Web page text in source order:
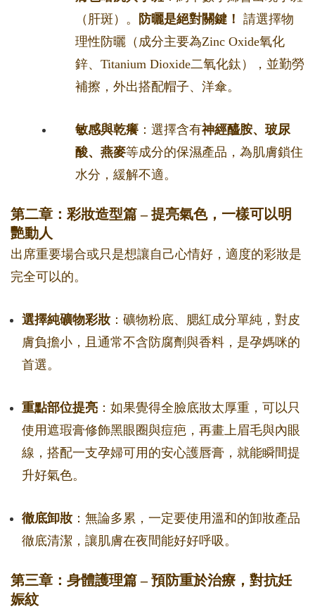
（肝斑）。
防曬是絕對關鍵！ 請選擇物
理性防曬（成分主要為Zinc Oxide氧化
鋅、Titanium Dioxide二氧化鈦），並勤勞
補擦，外出搭配帽子、洋傘。
敏感與乾癢 ：選擇含有神經醯胺、玻尿
酸、燕麥等成分的保濕產品，為肌膚鎖住
水分，緩解不適。
第二章：彩妝造型篇 – 提亮氣色，一樣可以明
艷動人
出席重要場合或只是想讓自己心情好，適度的彩妝是
完全可以的。
選擇純礦物彩妝 ：礦物粉底、腮紅成分單純，對皮
膚負擔小，且通常不含防腐劑與香料，是孕媽咪的
首選。
重點部位提亮 ：如果覺得全臉底妝太厚重，可以只
使用遮瑕膏修飾黑眼圈與痘疤，再畫上眉毛與內眼
線，搭配一支孕婦可用的安心護唇膏，就能瞬間提
升好氣色。
徹底卸妝 ：無論多累，一定要使用溫和的卸妝產品
徹底清潔，讓肌膚在夜間能好好呼吸。
第三章：身體護理篇 – 預防重於治療，對抗妊
娠紋